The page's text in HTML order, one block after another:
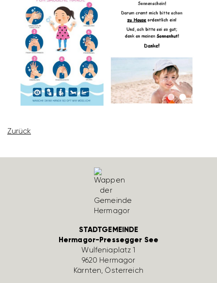
Zurück
STADTGEMEINDE
Hermagor-Pressegger See
Wulfe­nia­platz 1
9620 Hermagor
Kärnten, Öster­reich